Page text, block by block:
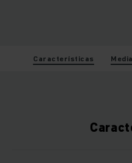
Características